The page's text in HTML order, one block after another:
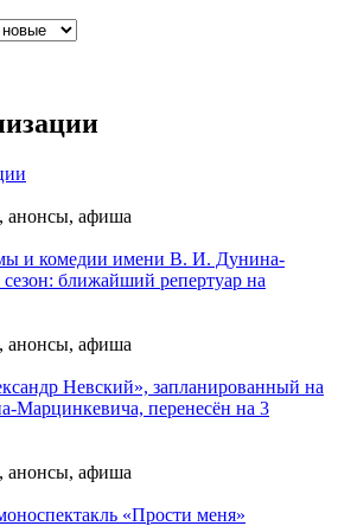
анонсы, афиша
и комедии имени В. И. Дунина-
ближайший репертуар на
анонсы, афиша
Невский», запланированный на
Марцинкевича, перенесён на 3
анонсы, афиша
«Прости меня»